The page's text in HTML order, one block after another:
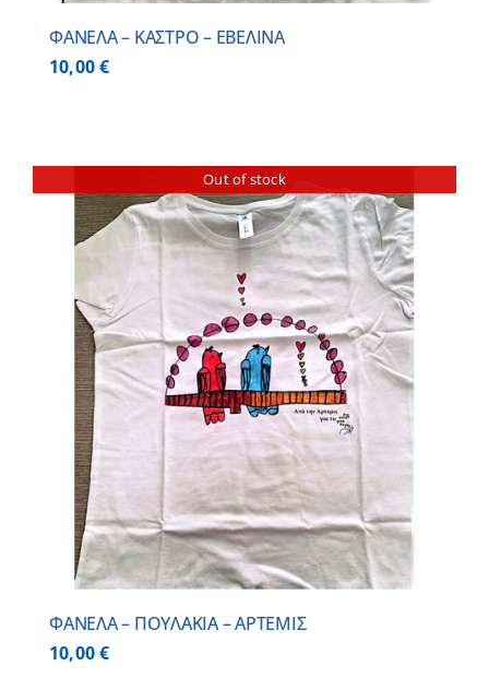
ΦΑΝΕΛΑ – ΚΑΣΤΡΟ – ΕΒΕΛΙΝΑ
10,00€
Out of stock
ΦΑΝΕΛΑ – ΠΟΥΛΑΚΙΑ – ΑΡΤΕΜΙΣ
10,00€